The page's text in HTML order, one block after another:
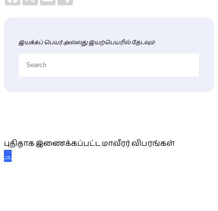
இயக்கப் பெயர் அல்லது இயற்பெயரில் தேடவும்
புதிதாக இணைக்கப்பட்ட மாவீரர் விபரங்கள்
→